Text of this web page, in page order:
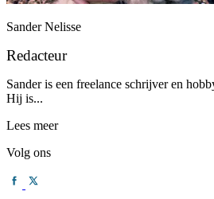
Sander Nelisse
Redacteur
Sander is een freelance schrijver en
Hij is...
Lees meer
Volg ons